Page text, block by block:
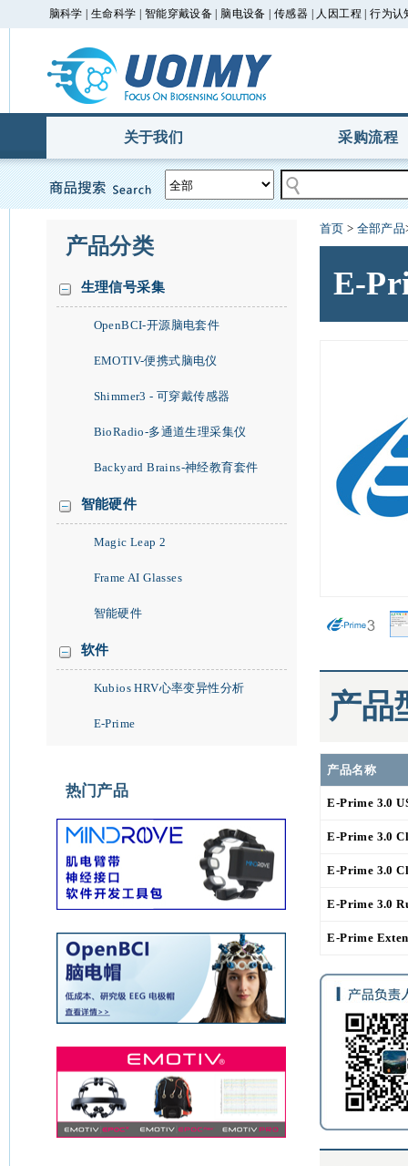
脑科学 | 生命科学 | 智能穿戴设备 | 脑电设备 | 传感器 | 人因工程 | 行为认
关于我们 采购流程
首页 > 全部产品
E-
产品
产品名称
E-Prime 3.0
E-Prime 3.0
E-Prime 3.0
E-Prime 3.0
E-Prime
产品分类
生理信号采集
OpenBCI-开源脑电套件
EMOTIV-便携式脑电仪
Shimmer3 - 可穿戴传感器
BioRadio-多通道生理采集仪
Backyard Brains-神经教育套件
智能硬件
Magic Leap 2
Frame AI Glasses
智能硬件
软件
Kubios HRV心率变异性分析
E-Prime
热门产品